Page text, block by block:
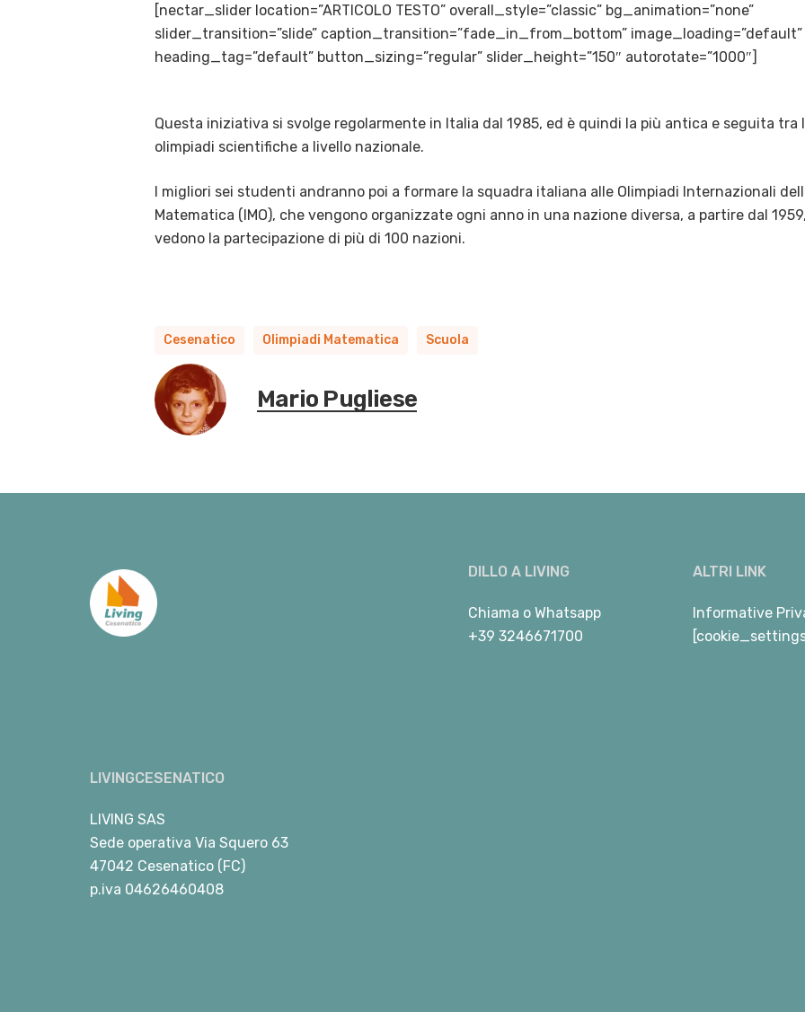
[nectar_slider location=”ARTICOLO TESTO” overall_style=”classic” bg_animation=”none”
slider_transition=”slide” caption_transition=”fade_in_from_bottom” image_loading=”default”
heading_tag=”default” button_sizing=”regular” slider_height=”150″ autorotate=”1000″]
Questa iniziativa si svolge regolarmente in Italia dal 1985, ed è quindi la più antica e seguita tra
olimpiadi scientifiche a livello nazionale.
I migliori sei studenti andranno poi a formare la squadra italiana alle Olimpiadi Internazionali
Matematica (IMO), che vengono organizzate ogni anno in una nazione diversa, a partire dal
vedono la partecipazione di più di 100 nazioni.
Cesenatico Olimpiadi Matematica Scuola
Mario Pugliese
LIVINGCESENATICO
LIVING SAS
Sede operativa Via Squero 63
47042 Cesenatico (FC)
p.iva 04626460408
DILLO A LIVING
Chiama o Whatsapp
+39 3246671700
ALTRI LINK
Informative